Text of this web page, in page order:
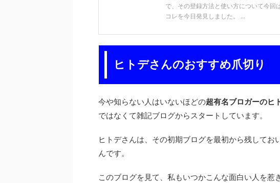
で、その登録方法と使い方について今回
コレを今日発見しました。 ...
ヒトデさんのおすすめ爪切り
今や知らない人はいないほどの超有名ブロガーのヒ
ではなくて雑記ブログからスタートしています。
ヒトデさんは、その初期ブログを最初から残して
んです。
このブログを見て、私もいつかこんな面白い人を